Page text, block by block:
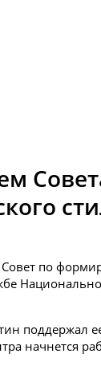
по
поддержал
начнется